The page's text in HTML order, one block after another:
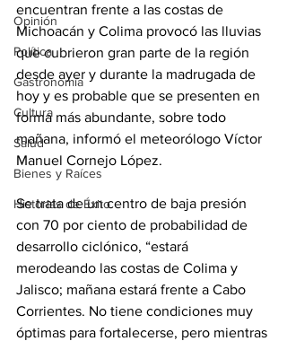
Opinión
Política
Gastronomía
Cultura
Salud
Bienes y Raíces
Historias de Éxito
encuentran frente a las costas de
Michoacán y Colima provocó las lluvias
que cubrieron gran parte de la región
desde ayer y durante la madrugada de
hoy y es probable que se presenten en
forma más abundante, sobre todo
mañana, informó el meteorólogo Víctor
Manuel Cornejo López.
Se trata de un centro de baja presión
con 70 por ciento de probabilidad de
desarrollo ciclónico, “estará
merodeando las costas de Colima y
Jalisco; mañana estará frente a Cabo
Corrientes. No tiene condiciones muy
óptimas para fortalecerse, pero mientras